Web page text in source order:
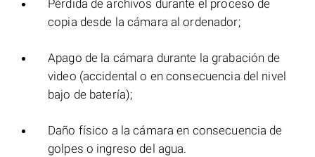
Pérdida de archivos durante el proceso de
copia desde la cámara al ordenador;
Apago de la cámara durante la grabación de
video (accidental o en consecuencia del nivel
bajo de batería);
Daño físico a la cámara en consecuencia de
golpes o ingreso del agua.